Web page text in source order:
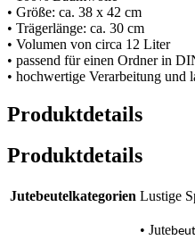
• Größe: ca. 38 x 42 cm
• Trägerlänge: ca. 30 cm
• Volumen von circa 12 Liter
• passend für einen Ordner in
• hochwertige Verarbeitung und
Produktdetails
Produktdetails
Jutebeutelkategorien Lustige
• Jute